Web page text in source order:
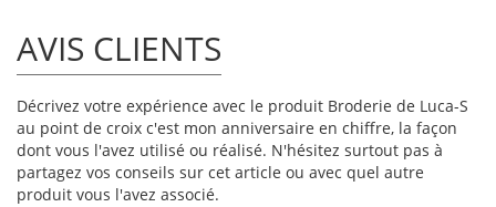
AVIS CLIENTS
Décrivez votre expérience avec le produit Broderie de Luca-S
au point de croix c'est mon anniversaire en chiffre, la façon
dont vous l'avez utilisé ou réalisé. N'hésitez surtout pas à
partagez vos conseils sur cet article ou avec quel autre
produit vous l'avez associé.